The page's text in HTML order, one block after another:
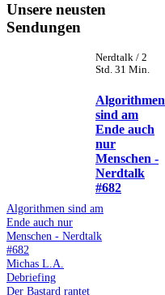
Unsere neusten
Sendungen
Nerdtalk / 2
Std. 31 Min.
Algorithmen
sind am
Ende auch
nur
Menschen -
Nerdtalk
#682
Algorithmen sind am
Ende auch nur
Menschen - Nerdtalk
#682
Michas L.A.
Debriefing
Der Bastard rantet